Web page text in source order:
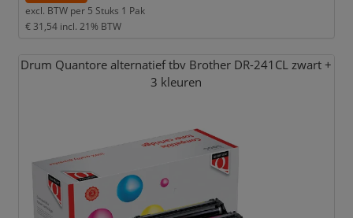
excl. BTW per 5 Stuks 1 Pak
€ 31,54 incl. 21% BTW
Drum Quantore alternatief tbv Brother DR-241CL zwart +
3 kleuren